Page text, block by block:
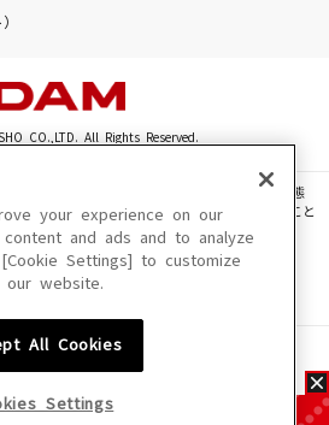
CO.,LTD. All Rights Reserved.
文章・画像・写真・動画・音声等を、手段や形態
超えて無断で複製、転載、ファイル化などすること
ご利用いただけない場合があります。
内容が変更になる場合があります。
your experience on our
and ads and to analyze
Settings] to customize
website.
All Cookies
Settings